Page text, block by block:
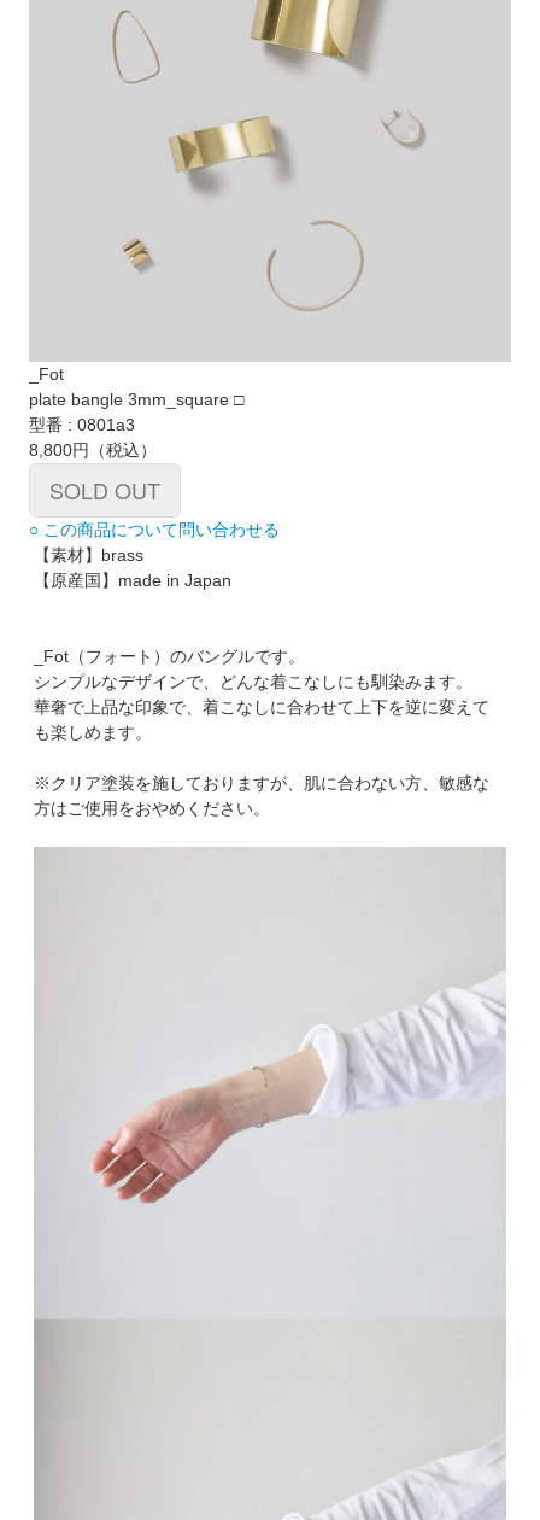
_Fot
plate bangle 3mm_square □
型番 : 0801a3
8,800円 （税込）
SOLD OUT
○ この商品について問い合わせる
【素材】brass
【原産国】made in Japan
_Fot（フォート）のバングルです。
シンプルなデザインで、どんな着こなしにも馴染みます。
華奢で上品な印象で、着こなしに合わせて上下を逆に変えて
も楽しめます。
※クリア塗装を施しておりますが、肌に合わない方、敏感な
方はご使用をおやめください。